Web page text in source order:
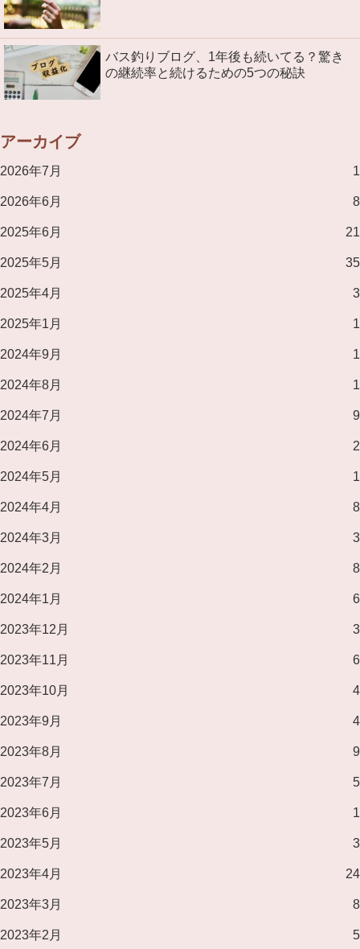
バス釣りブログ、1年後も続いてる？驚き
の継続率と続けるための5つの秘訣
アーカイブ
2026年7月 1
2026年6月 8
2025年6月 21
2025年5月 35
2025年4月 3
2025年1月 1
2024年9月 1
2024年8月 1
2024年7月 9
2024年6月 2
2024年5月 1
2024年4月 8
2024年3月 3
2024年2月 8
2024年1月 6
2023年12月 3
2023年11月 6
2023年10月 4
2023年9月 4
2023年8月 9
2023年7月 5
2023年6月 1
2023年5月 3
2023年4月 24
2023年3月 8
2023年2月 5